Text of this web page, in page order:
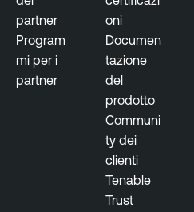
tl
e
O
n
e
partner
Program
mi per i
partner
oni
Documen
tazione
del
prodotto
Communi
ty dei
clienti
Tenable
Trust